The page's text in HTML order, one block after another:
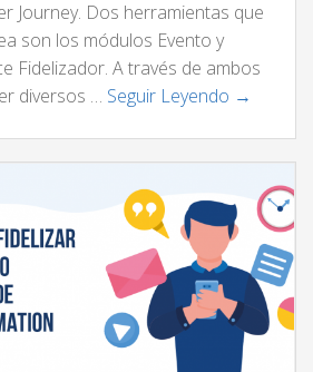
Journey. Dos herramientas que
son los módulos Evento y
Fidelizador. A través de ambos
diversos … Seguir Leyendo →